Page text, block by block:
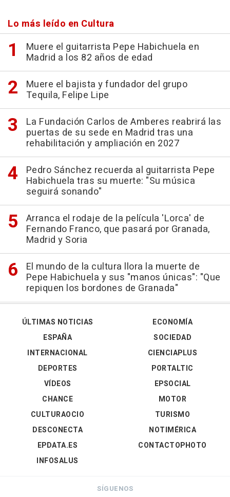
Lo más leído en Cultura
Muere el guitarrista Pepe Habichuela en
Madrid a los 82 años de edad
Muere el bajista y fundador del grupo
Tequila, Felipe Lipe
La Fundación Carlos de Amberes reabrirá las
puertas de su sede en Madrid tras una
rehabilitación y ampliación en 2027
Pedro Sánchez recuerda al guitarrista Pepe
Habichuela tras su muerte: "Su música
seguirá sonando"
Arranca el rodaje de la película 'Lorca' de
Fernando Franco, que pasará por Granada,
Madrid y Soria
El mundo de la cultura llora la muerte de
Pepe Habichuela y sus "manos únicas": "Que
repiquen los bordones de Granada"
ÚLTIMAS NOTICIAS
ESPAÑA
INTERNACIONAL
DEPORTES
VÍDEOS
ECONOMÍA
SOCIEDAD
CIENCIAPLUS
PORTALTIC
EPSOCIAL
CHANCE
CULTURAOCIO
DESCONECTA
EPDATA.ES
INFOSALUS
MOTOR
TURISMO
NOTIMÉRICA
CONTACTOPHOTO
SÍGUENOS